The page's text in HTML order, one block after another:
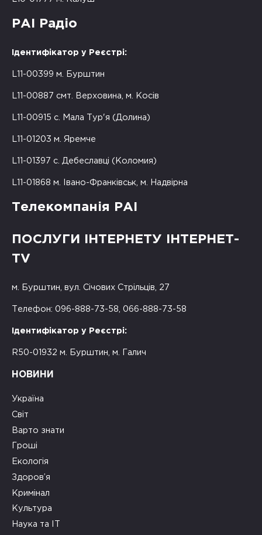
РАІ Радіо
Ідентифікатор у Реєстрі:
L11-00399 м. Бурштин
L11-00887 смт. Верховина, м. Косів
L11-00915 с. Мала Тур'я (Долина)
L11-01203 м. Яремче
L11-01397 с. Дебеславці (Коломия)
L11-01868 м. Івано-Франківськ, м. Надвірна
Телекомпанія РАІ
ПОСЛУГИ ІНТЕРНЕТУ ІНТЕРНЕТ-
TV
м. Бурштин, вул. Січових Стрільців, 27
Телефон: 096-888-73-58, 066-888-73-58
Ідентифікатор у Реєстрі:
R50-01932 м. Бурштин, м. Галич
НОВИНИ
Україна
Світ
Варто знати
Гроші
Екологія
Здоров’я
Кримінал
Культура
Наука та ІТ